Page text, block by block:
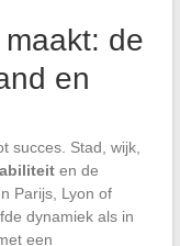
de
en
succes. Stad, wijk,
en de
Parijs, Lyon of
dynamiek als in
een